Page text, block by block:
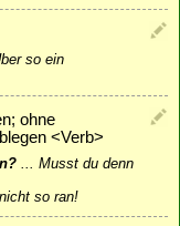
so ein
ohne
<Verb>
... Musst du denn
so ran!